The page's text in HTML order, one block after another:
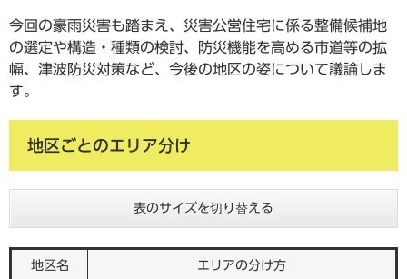
今回の豪雨災害も踏まえ、災害公営住宅に係る整備候補地
の選定や構造・種類の検討、防災機能を高める市道等の拡
幅、津波防災対策など、今後の地区の姿について議論しま
す。
地区ごとのエリア分け
表のサイズを切り替える
地区名 エリアの分け方